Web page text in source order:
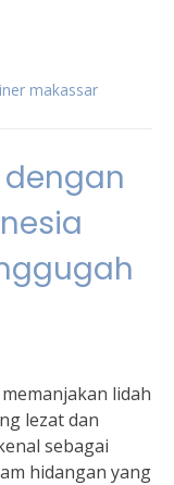
makassar
lidah
lezat dan
sebagai
hidangan yang